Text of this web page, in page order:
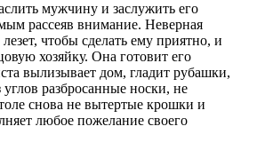
мужчину и заслужить его
рассеяв внимание. Неверная
чтобы сделать ему приятно, и
хозяйку. Она готовит его
вылизывает дом, гладит рубашки,
углов разбросанные носки, не
снова не вытертые крошки и
любое пожелание своего